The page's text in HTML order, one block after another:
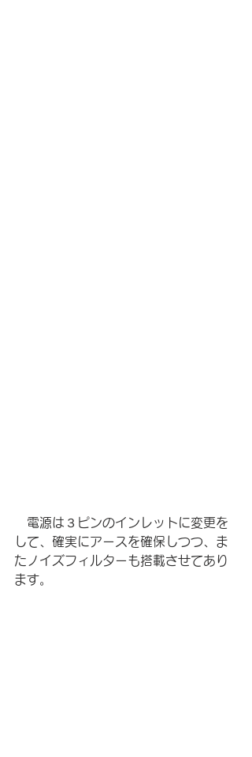
電源は３ピンのインレットに変更を
して、確実にアースを確保しつつ、ま
たノイズフィルターも搭載させてあり
ます。